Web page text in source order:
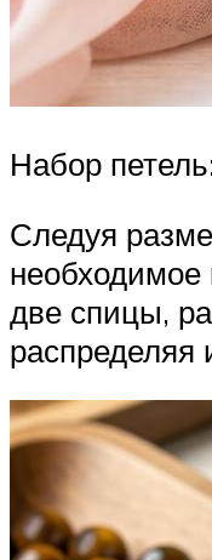
Набор
Следуя
необходимое
две спицы,
распределяя